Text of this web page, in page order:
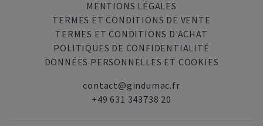
MENTIONS LÉGALES
TERMES ET CONDITIONS DE VENTE
TERMES ET CONDITIONS D'ACHAT
POLITIQUES DE CONFIDENTIALITÉ
DONNÉES PERSONNELLES ET COOKIES
contact@gindumac.fr
+49 631 343738 20